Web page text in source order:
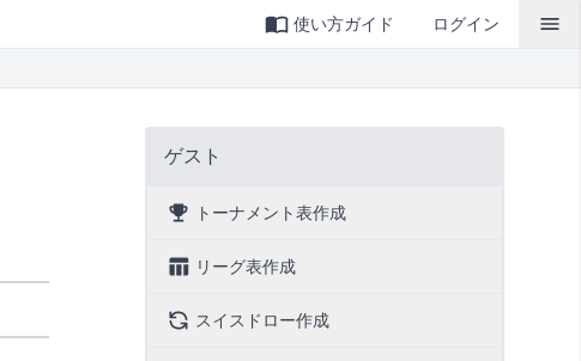
使い方ガイド ログイン
ゲスト
トーナメント表作成
リーグ表作成
スイスドロー作成